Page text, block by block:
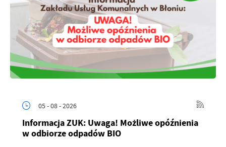
05 - 08 - 2026
Informacja ZUK: Uwaga! Możliwe opóźnienia
w odbiorze odpadów BIO